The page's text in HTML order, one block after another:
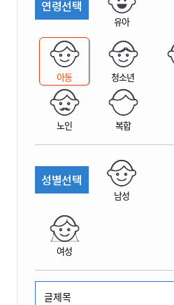
연령선택
유아
아동 청소년
노인 복합
성별선택
남성
여성